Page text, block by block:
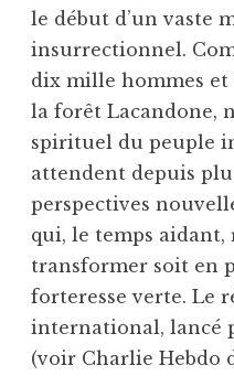
le début d’un vaste
insurrectionnel.
dix mille hommes et
la forêt Lacandone,
spirituel du peuple
attendent depuis
perspectives
qui, le temps aidant,
transformer soit en
forteresse verte. Le
international, lancé
(voir Charlie Hebdo